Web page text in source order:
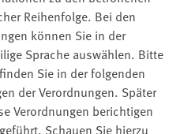
Reihenfolge. Bei den
können Sie in der
Sprache auswählen. Bitte
Sie in der folgenden
der Verordnungen. Später
Verordnungen berichtigen
Schauen Sie hierzu